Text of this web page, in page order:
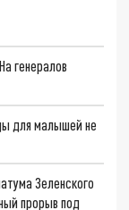
генералов
для малышей не
Зеленского
прорыв под